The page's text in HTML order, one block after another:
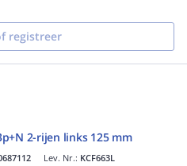
registreer
2-rijen links 125 mm
Lev. Nr.: KCF663L